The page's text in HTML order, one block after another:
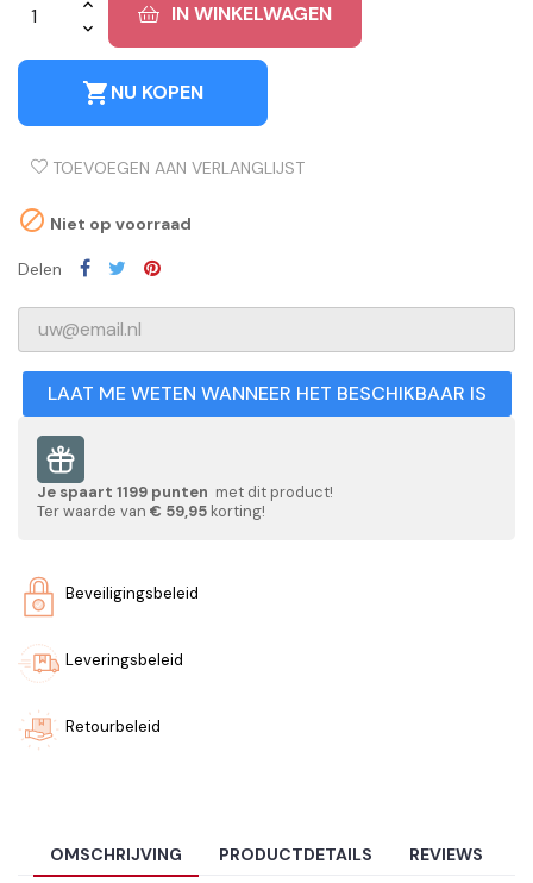
IN WINKELWAGEN
shopping_cartNU KOPEN
TOEVOEGEN AAN VERLANGLIJST
 Niet op voorraad
Delen
LAAT ME WETEN WANNEER HET BESCHIKBAAR IS
Je spaart 1199 punten met dit product!
Ter waarde van € 59,95 korting!
Beveiligingsbeleid
Leveringsbeleid
Retourbeleid
OMSCHRIJVING PRODUCTDETAILS REVIEWS